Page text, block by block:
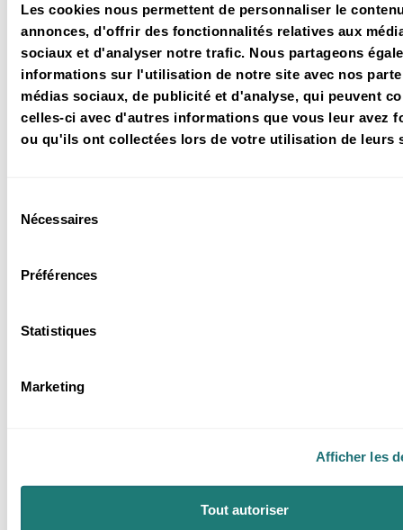
Les cookies nous permettent de personnaliser le
annonces, d'offrir des fonctionnalités relatives aux
sociaux et d'analyser notre trafic. Nous partageons
informations sur l'utilisation de notre site avec nos
médias sociaux, de publicité et d'analyse, qui peuvent
celles-ci avec d'autres informations que vous leur avez
ou qu'ils ont collectées lors de votre utilisation de leurs
duNécessaires
Préférences
Statistiques
Marketing
Afficher les
Tout autoriser
Figure 4 – Éliminer les erreurs extrêmes. La courbe rouge
post-traitement ne se contente pas de réduire l'erreur
drastiquement les « erreurs importantes » (> 3 °C), qui sont
sécurité du réseau.
Perspectives
Comme mentionné précédemment, l'un des
avantages de la méthode par analogie est son
avec l'augmentation de la profondeur des
archives météorologiques disponibles. Par
prévisions au fil des années.
Intégration de nouvelles sources de
données
peuvent également être intégrées dans le
est le produit de prévision immédiate du modèle
AROME, avec des données mises à jour toutes les